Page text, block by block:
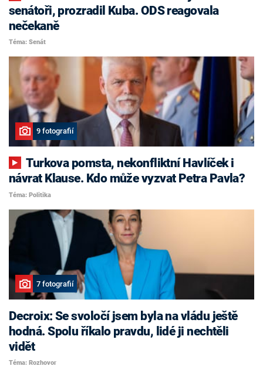
senátoři, prozradil Kuba. ODS reagovala
nečekaně
Téma: Senát
9 fotografií
Turkova pomsta, nekonfliktní Havlíček i
návrat Klause. Kdo může vyzvat Petra Pavla?
Téma: Politika
7 fotografií
Decroix: Se svoločí jsem byla na vládu ještě
hodná. Spolu říkalo pravdu, lidé ji nechtěli
vidět
Téma: Rozhovor